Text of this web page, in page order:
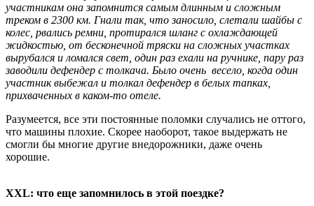
участникам она запомнится самым длинным и сложным
треком в 2300 км. Гнали так, что заносило, слетали шайбы с
колес, рвались ремни, протирался шланг с охлаждающей
жидкостью, от бесконечной тряски на сложных участках
вырубался и ломался свет, один раз ехали на ручнике, пару раз
заводили дефендер с толкача. Было очень весело, когда один
участник выбежал и толкал дефендер в белых тапках,
прихваченных в каком-то отеле.
Разумеется, все эти постоянные поломки случались не оттого,
что машины плохие. Скорее наоборот, такое выдержать не
смогли бы многие другие внедорожники, даже очень
хорошие.
XXL: что еще запомнилось в этой поездке?